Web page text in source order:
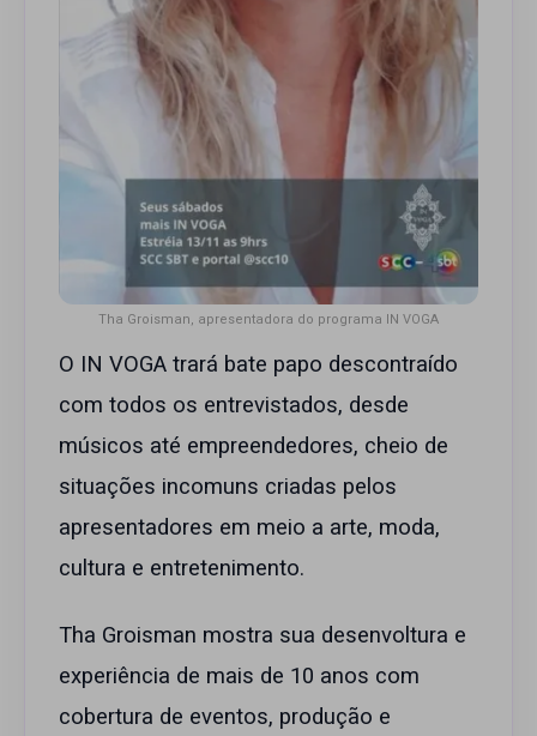
Tha Groisman, apresentadora do programa IN VOGA
O IN VOGA trará bate papo descontraído
com todos os entrevistados, desde
músicos até empreendedores, cheio de
situações incomuns criadas pelos
apresentadores em meio a arte, moda,
cultura e entretenimento.
Tha Groisman mostra sua desenvoltura e
experiência de mais de 10 anos com
cobertura de eventos, produção e